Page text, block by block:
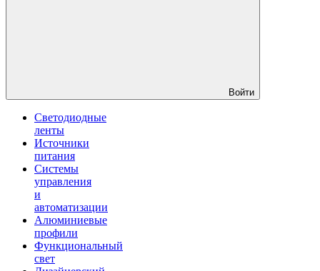
Войти
Светодиодные
ленты
Источники
питания
Системы
управления
и
автоматизации
Алюминиевые
профили
Функциональный
свет